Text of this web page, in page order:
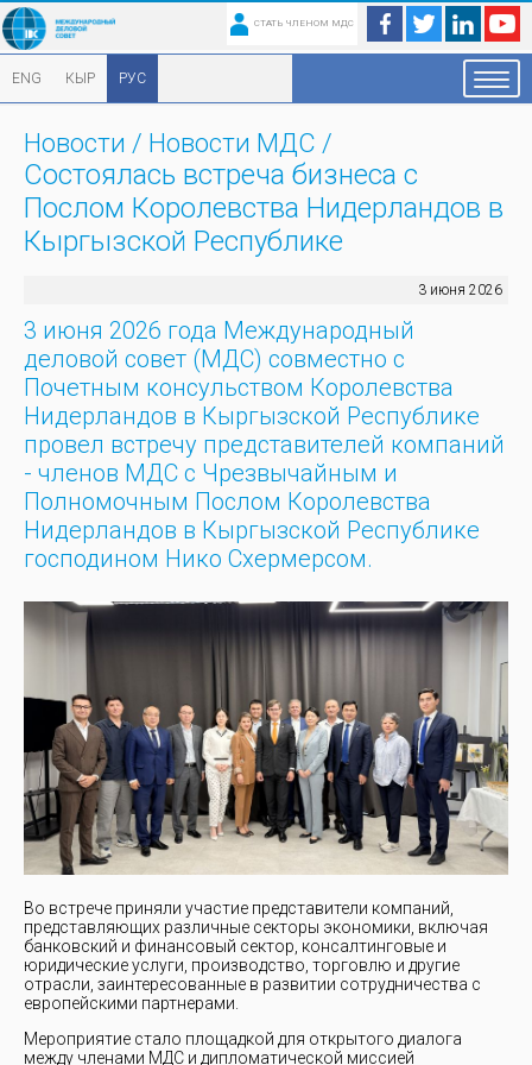
СТАТЬ ЧЛЕНОМ МДС
ENG КЫР РУС
Новости / Новости МДС /
Состоялась встреча бизнеса с
Послом Королевства Нидерландов в
Кыргызской Республике
3 июня 2026
3 июня 2026 года Международный
деловой совет (МДС) совместно с
Почетным консульством Королевства
Нидерландов в Кыргызской Республике
провел встречу представителей компаний
- членов МДС с Чрезвычайным и
Полномочным Послом Королевства
Нидерландов в Кыргызской Республике
господином Нико Схермерсом.
Во встрече приняли участие представители компаний,
представляющих различные секторы экономики, включая
банковский и финансовый сектор, консалтинговые и
юридические услуги, производство, торговлю и другие
отрасли, заинтересованные в развитии сотрудничества с
европейскими партнерами.
Мероприятие стало площадкой для открытого диалога
между членами МДС и дипломатической миссией